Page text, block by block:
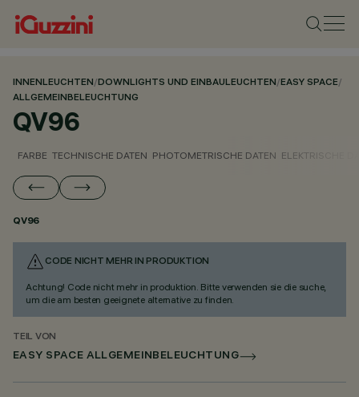
INNENLEUCHTEN/DOWNLIGHTS UND EINBAULEUCHTEN/EASY SPACE/
ALLGEMEINBELEUCHTUNG
QV96
FARBE TECHNISCHE DATEN PHOTOMETRISCHE DATEN ELEKTRISCHE
QV96
CODE NICHT MEHR IN PRODUKTION
Achtung! Code nicht mehr in produktion. Bitte verwenden sie die suche,
um die am besten geeignete alternative zu finden.
TEIL VON
EASY SPACE ALLGEMEINBELEUCHTUNG